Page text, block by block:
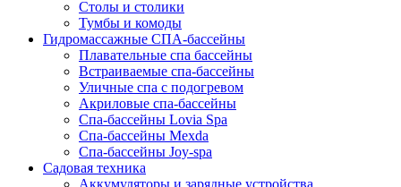
Столы и столики
Тумбы и комоды
Гидромассажные СПА-бассейны
Плавательные спа бассейны
Встраиваемые спа-бассейны
Уличные спа с подогревом
Акриловые спа-бассейны
Спа-бассейны Lovia Spa
Спа-бассейны Mexda
Спа-бассейны Joy-spa
Садовая техника
Аккумуляторы и зарядные устройства